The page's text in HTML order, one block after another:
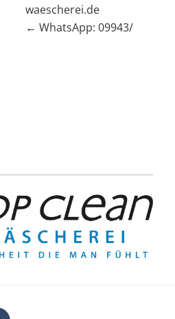
waescherei.de
← WhatsApp: 09943/